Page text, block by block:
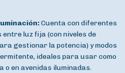
Cuenta con diferentes
luz fija (con niveles de
gestionar la potencia) y modos
ideales para usar como
o en avenidas iluminadas.